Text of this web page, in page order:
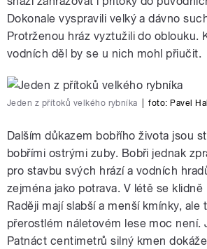
Dokonale vyspravili velký a dávno
Protrženou hráz vyztužili do oblouku.
vodních děl by se u nich mohl přiučit.
Jeden z přítoků velkého rybníka foto: Pavel
Dalším důkazem bobřího života jsou
bobřími ostrými zuby. Bobři jednak
pro stavbu svých hrází a vodních
zejména jako potrava. V létě se klidně
Raději mají slabší a menší kmínky, ale
přerostlém náletovém lese moc není.
Patnáct centimetrů silný kmen